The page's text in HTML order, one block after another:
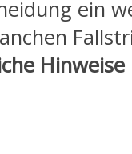
ein